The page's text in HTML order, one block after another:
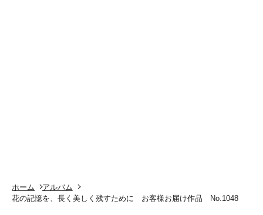
ホーム
アルバム
花の記憶を、長く美しく残すために お客様お届け作品 No.1048